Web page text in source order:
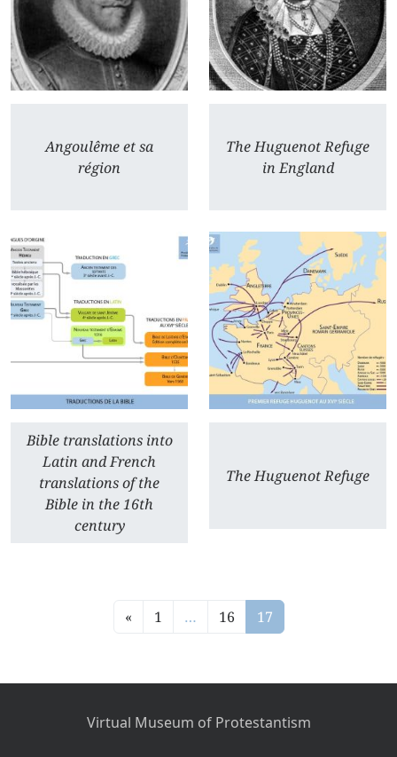
Angoulême et sa
région
The Huguenot Refuge
in England
Bible translations into
Latin and French
translations of the
Bible in the 16th
century
The Huguenot Refuge
« 1 … 16 17
Virtual Museum of Protestantism